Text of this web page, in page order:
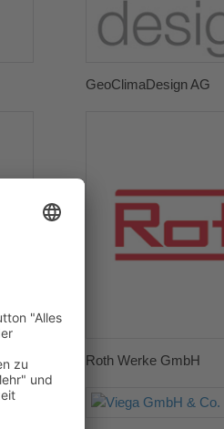
GeoClimaDesign AG
Roth Werke GmbH